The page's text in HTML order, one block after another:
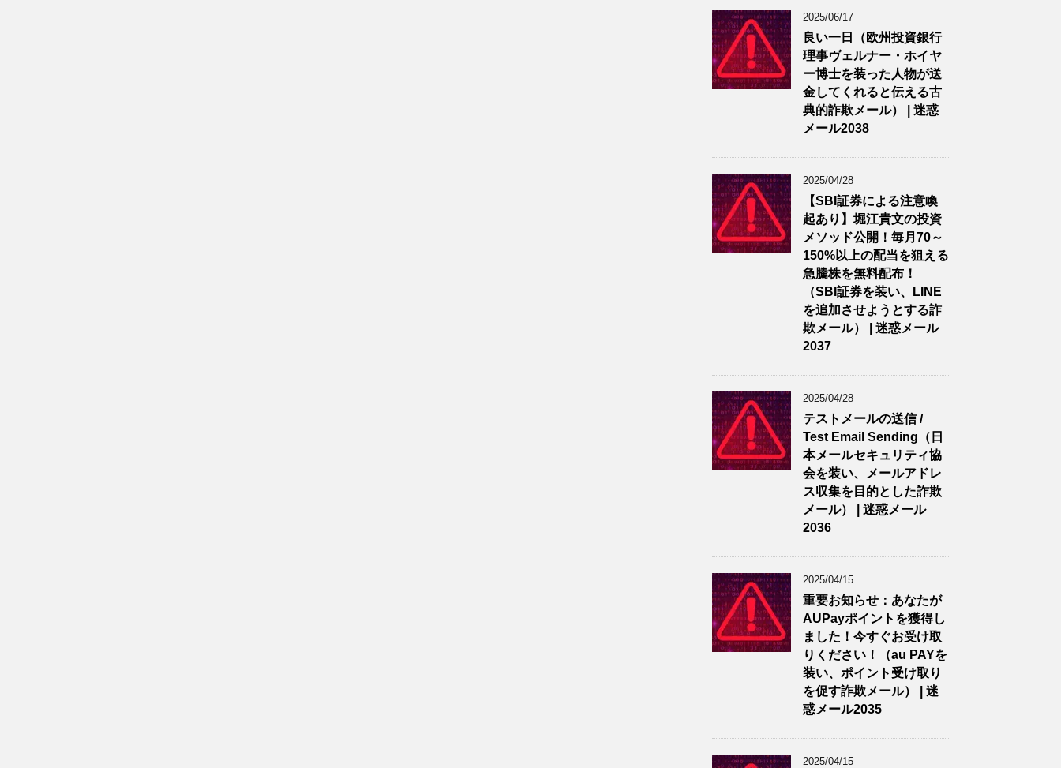
2025/06/17
良い一日（欧州投資銀行
理事ヴェルナー・ホイヤ
ー博士を装った人物が送
金してくれると伝える古
典的詐欺メール） | 迷惑
メール2038
2025/04/28
【SBI証券による注意喚
起あり】堀江貴文の投資
メソッド公開！毎月70～
150%以上の配当を狙える
急騰株を無料配布！
（SBI証券を装い、LINE
を追加させようとする詐
欺メール） | 迷惑メール
2037
2025/04/28
テストメールの送信 /
Test Email Sending（日
本メールセキュリティ協
会を装い、メールアドレ
ス収集を目的とした詐欺
メール） | 迷惑メール
2036
2025/04/15
重要お知らせ：あなたが
AUPayポイントを獲得し
ました！今すぐお受け取
りください！（au PAYを
装い、ポイント受け取り
を促す詐欺メール） | 迷
惑メール2035
2025/04/15